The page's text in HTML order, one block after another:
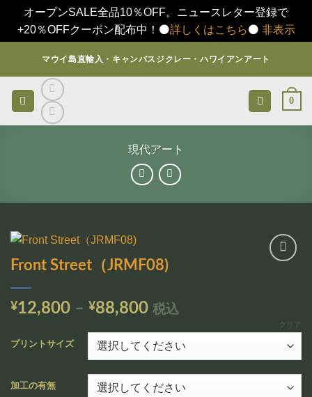
オープンSALE全品10％OFF。ニュースレター登録で
+20％OFFクーポン配布中！⚫️詳しくはこちら⚫️ 非表示
マウイ島直輸入・キャンバスジクレー・ハワイアンアート
0
現代アート
Front Street（JRMF08)
¥12,800 – ¥88,800価
帯:
¥12,800
–
¥88,800
税込
プリントサイズ
加工の有無
クリア